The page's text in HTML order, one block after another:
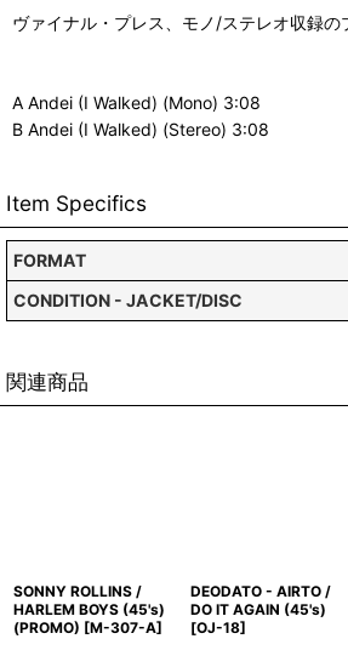
ヴァイナル・プレス、モノ/ステレオ収録の
A Andei (I Walked) (Mono) 3:08
B Andei (I Walked) (Stereo) 3:08
Item Specifics
FORMAT
CONDITION - JACKET/DISC
関連商品
SONNY ROLLINS /
HARLEM BOYS (45's)
(PROMO) [M-307-A]
DEODATO - AIRTO /
DO IT AGAIN (45's)
[OJ-18]